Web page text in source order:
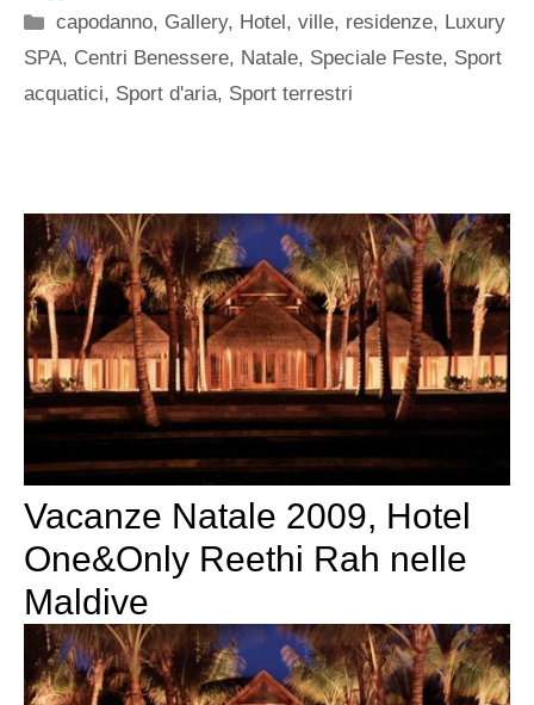
Categorie
capodanno, Gallery, Hotel, ville, residenze, Luxury
SPA, Centri Benessere, Natale, Speciale Feste, Sport
acquatici, Sport d'aria, Sport terrestri
Vacanze Natale 2009, Hotel
One&Only Reethi Rah nelle
Maldive